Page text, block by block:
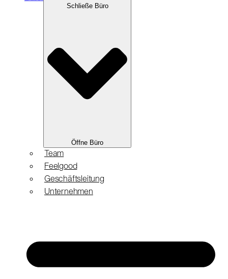
Schließe Büro
Öffne Büro
Team
Feelgood
Geschäftsleitung
Unternehmen